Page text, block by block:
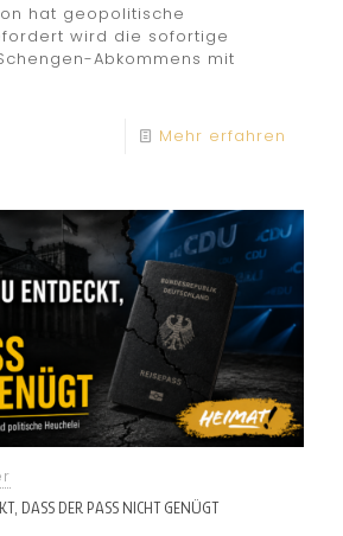
hat geopolitische
wird die sofortige
Abkommens mit
Mehr erfahren
DASS DER PASS NICHT GENÜGT